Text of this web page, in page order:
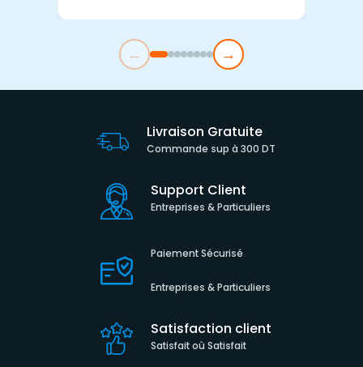
← →
Livraison Gratuite
Commande sup à 300 DT
Support Client
Entreprises & Particuliers
Paiement Sécurisé
Entreprises & Particuliers
Satisfaction client
Satisfait où Satisfait